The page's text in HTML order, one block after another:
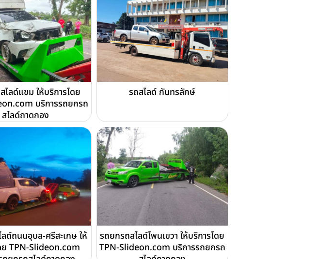
ไลด์แขม ให้บริการโดย
บริการรถยกรถ
สไลด์ถาดกอง
รถสไลด์ กันทรลักษ์
ด์ถนนอุบล-ศรีสะเกษ ให้
ย TPN-Slideon.com
รถยกรถสไลด์โพนเขวา ให้บริการโดย
TPN-Slideon.com บริการรถยกรถ